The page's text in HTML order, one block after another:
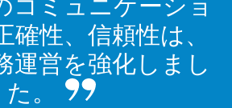
コミュニケーショ
確性、信頼性は、
運営を強化しまし
た。